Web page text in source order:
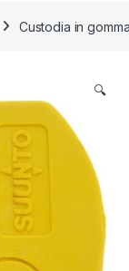
Custodia in
🔍